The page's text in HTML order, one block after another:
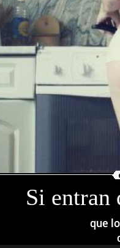
Si entran
que